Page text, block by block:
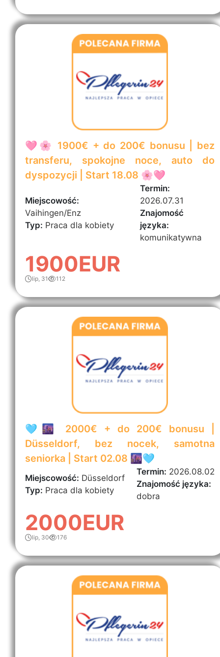
🩷🌸 1900€ + do 200€ bonusu | bez
transferu, spokojne noce, auto do
dyspozycji | Start 18.08 🌸🩷
Miejscowość:
Vaihingen/Enz
Typ: Praca dla kobiety
Termin:
2026.07.31
Znajomość
języka:
komunikatywna
1900EUR
lip, 31 112
🩵🌆 2000€ + do 200€ bonusu |
Düsseldorf, bez nocek, samotna
seniorka | Start 02.08 🌆🩵
Miejscowość: Düsseldorf
Typ: Praca dla kobiety
Termin: 2026.08.02
Znajomość języka:
dobra
2000EUR
lip, 30 176